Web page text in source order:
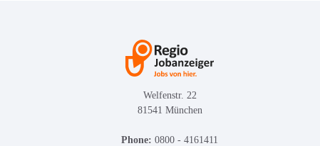
Welfenstr. 22
81541 München
Phone: 0800 - 4161411